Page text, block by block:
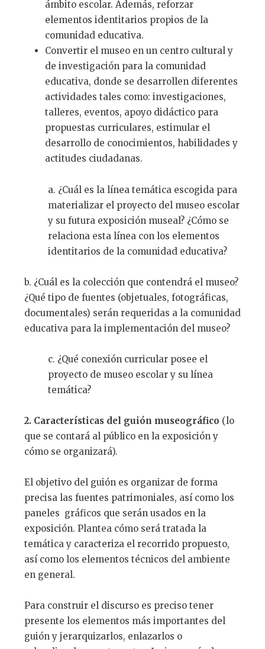
ámbito escolar. Además, reforzar
elementos identitarios propios de la
comunidad educativa.
Convertir el museo en un centro cultural y
de investigación para la comunidad
educativa, donde se desarrollen diferentes
actividades tales como: investigaciones,
talleres, eventos, apoyo didáctico para
propuestas curriculares, estimular el
desarrollo de conocimientos, habilidades y
actitudes ciudadanas.
a. ¿Cuál es la línea temática escogida para
materializar el proyecto del museo escolar
y su futura exposición museal? ¿Cómo se
relaciona esta línea con los elementos
identitarios de la comunidad educativa?
b. ¿Cuál es la colección que contendrá el museo?
¿Qué tipo de fuentes (objetuales, fotográficas,
documentales) serán requeridas a la comunidad
educativa para la implementación del museo?
c. ¿Qué conexión curricular posee el
proyecto de museo escolar y su línea
temática?
2. Características del guión museográfico (lo
que se contará al público en la exposición y
cómo se organizará).
El objetivo del guión es organizar de forma
precisa las fuentes patrimoniales, así como los
paneles gráficos que serán usados en la
exposición. Plantea cómo será tratada la
temática y caracteriza el recorrido propuesto,
así como los elementos técnicos del ambiente
en general.
Para construir el discurso es preciso tener
presente los elementos más importantes del
guión y jerarquizarlos, enlazarlos o